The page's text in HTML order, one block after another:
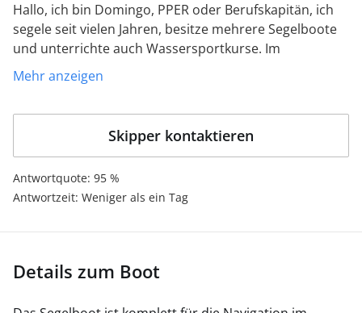
Hallo, ich bin Domingo, PPER oder Berufskapitän, ich
segele seit vielen Jahren, besitze mehrere Segelboote
und unterrichte auch Wassersportkurse. Im
vergangenen Sommer habe ich mit einem Bali 40-
Katamaran gearbeitet, aber am liebsten segele ich mit
Mehr anzeigen
Skipper kontaktieren
Antwortquote: 95 %
Antwortzeit: Weniger als ein Tag
Details zum Boot